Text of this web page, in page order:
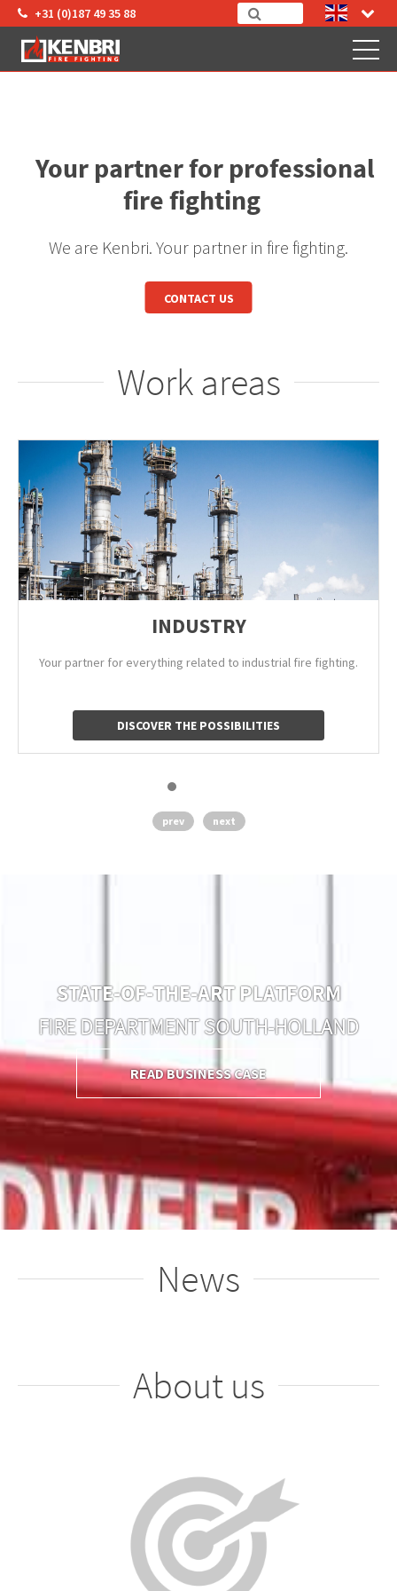
+31 (0)187 49 35 88
Your partner for professional
fire fighting
We are Kenbri. Your partner in fire fighting.
CONTACT US
Work areas
INDUSTRY
Your partner for everything related to industrial fire fighting.
DISCOVER THE POSSIBILITIES
prev next
STATE-OF-THE-ART PLATFORM
FIRE DEPARTMENT SOUTH-HOLLAND
READ BUSINESS CASE
News
About us